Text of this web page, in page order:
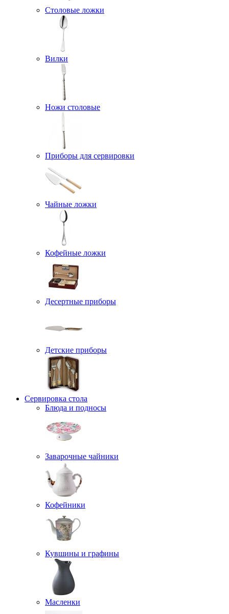
Столовые ложки
Вилки
Ножи столовые
Приборы для сервировки
Чайные ложки
Кофейные ложки
Десертные приборы
Детские приборы
Сервировка стола
Блюда и подносы
Заварочные чайники
Кофейники
Кувшины и графины
Масленки